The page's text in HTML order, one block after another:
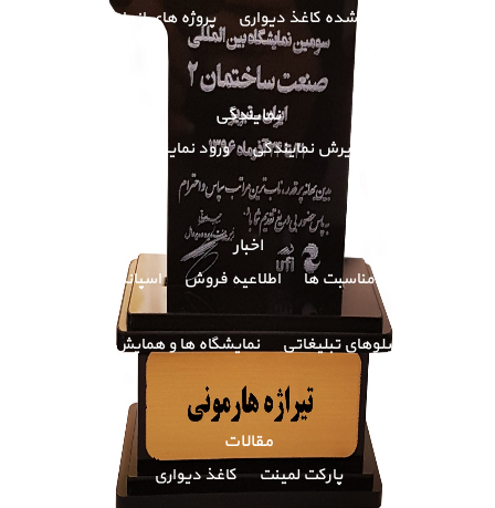
پروژه های انجام شده کاغذ دیواری پروژه های انجام شده لمینت
نمایندگی
پذیرش نمایندگی ورود نمایندگان
اخبار
اخبار و مناسبت ها اطلاعیه فروش اسپانسرینگ
تابلوهای تبلیغاتی نمایشگاه ها و همایش ها
مقالات
پارکت لمینت کاغذ دیواری